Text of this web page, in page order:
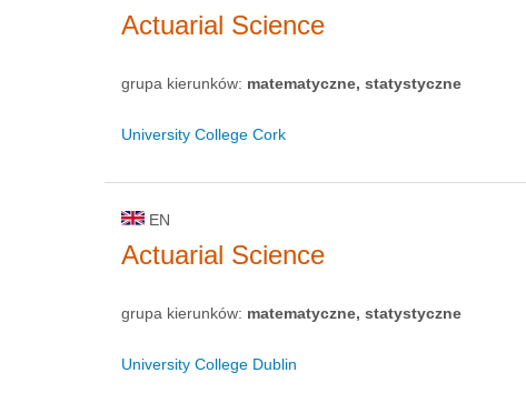
Actuarial Science
grupa kierunków: matematyczne, statystyczne
University College Cork
EN
Actuarial Science
grupa kierunków: matematyczne, statystyczne
University College Dublin